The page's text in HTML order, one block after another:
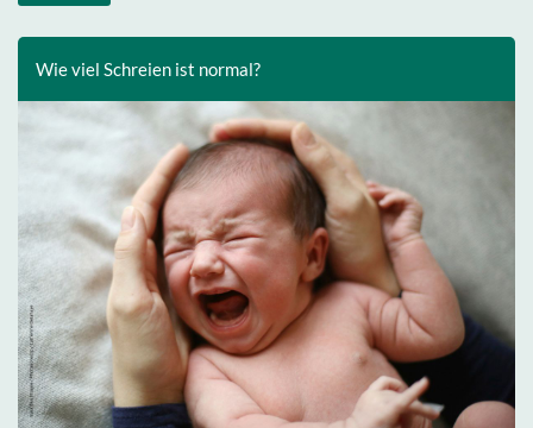
Wie viel Schreien ist normal?